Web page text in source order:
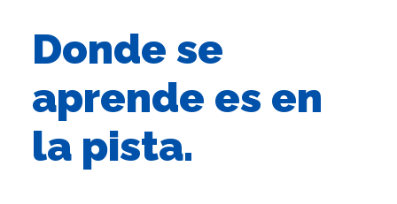
Donde se
aprende es en
la pista.